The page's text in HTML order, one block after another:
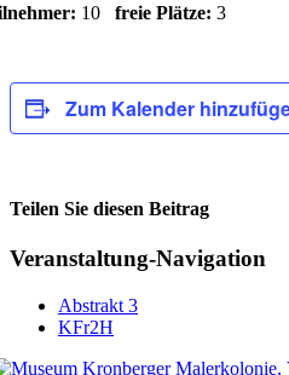
10freie Plätze: 3
Zum Kalender
Teilen Sie diesen Beitrag
Facebook
Veranstaltung-Navigation
Abstrakt 3
KFr2H